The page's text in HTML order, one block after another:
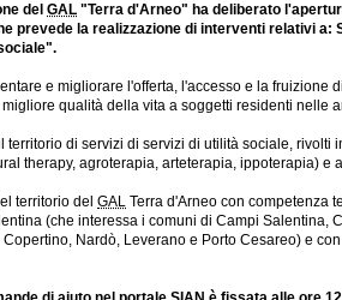
del GAL "Terra d'Arneo" ha deliberato
prevede la realizzazione di interventi relativi
e migliorare l'offerta, l'accesso e la fruizione
qualità della vita a soggetti residenti nelle
di servizi di servizi di utilità sociale,
therapy, agroterapia, arteterapia, ippoterapia) e
territorio del GAL Terra d'Arneo con competenza
(che interessa i comuni di Campi Salentina,
Nardò, Leverano e Porto Cesareo) e